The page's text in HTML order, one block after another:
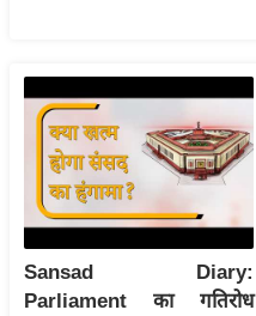
ज
ग
ली
वु
ड
हॉ
Sansad Diary:
Parliament का गतिरोध